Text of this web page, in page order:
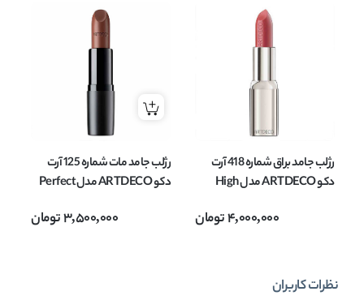
رژلب جامد براق شماره 418 آرت
دکو ARTDECO مدل High
4,000,000تومان
رژلب جامد مات شماره 125 آرت
دکو ARTDECO مدل Perfect
3,500,000تومان
نظرات کاربران